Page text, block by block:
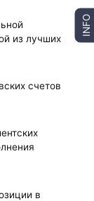
из лучших
счетов
в
INFO